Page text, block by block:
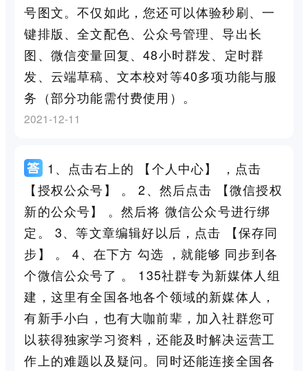
号图文。不仅如此，您还可以体验秒刷、一
键排版、全文配色、公众号管理、导出长
图、微信变量回复、48小时群发、定时群
发、云端草稿、文本校对等40多项功能与服
务（部分功能需付费使用）。
2021-12-11
1、点击右上的 【个人中心】 ，点击
【授权公众号】 。 2、然后点击 【微信授权
新的公众号】 。然后将 微信公众号进行绑
定。 3、等文章编辑好以后，点击 【保存同
步】 。 4、在下方 勾选 ，就能够 同步到各
个微信公众号了 。 135社群专为新媒体人组
建，这里有全国各地各个领域的新媒体人，
有新手小白，也有大咖前辈，加入社群您可
以获得独家学习资料，还能及时解决运营工
作上的难题以及疑问。同时还能连接全国各